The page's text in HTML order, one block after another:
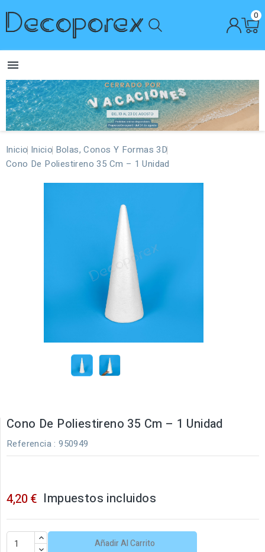
0

Inicio Inicio Bolas, Conos Y Formas 3D
Cono De Poliestireno 35 Cm – 1 Unidad
Cono De Poliestireno 35 Cm – 1 Unidad
Referencia : 950949
4,20 € Impuestos incluidos
Añadir Al Carrito